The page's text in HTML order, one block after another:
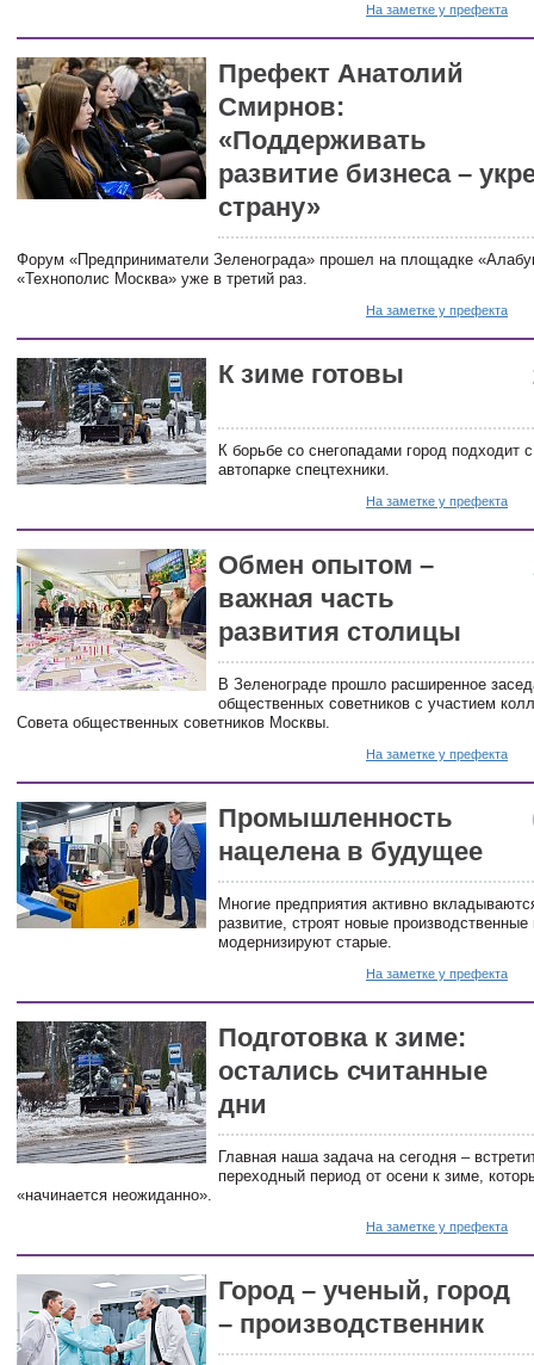
На заметке у префекта
Префект Анатолий
Смирнов:
«Поддерживать
развитие бизнеса –
страну»
Форум «Предприниматели Зеленограда» прошел на площадке
«Технополис Москва» уже в третий раз.
На заметке у префекта
К зиме готовы
К борьбе со снегопадами город подходит
автопарке спецтехники.
На заметке у префекта
Обмен опытом –
важная часть
развития столицы
В Зеленограде прошло расширенное
общественных советников с участием
Совета общественных советников Москвы.
На заметке у префекта
Промышленность
нацелена в будущее
Многие предприятия активно
развитие, строят новые
модернизируют старые.
На заметке у префекта
Подготовка к зиме:
остались считанные
дни
Главная наша задача на сегодня –
переходный период от осени к зиме,
«начинается неожиданно».
На заметке у префекта
Город – ученый, город
– производственник